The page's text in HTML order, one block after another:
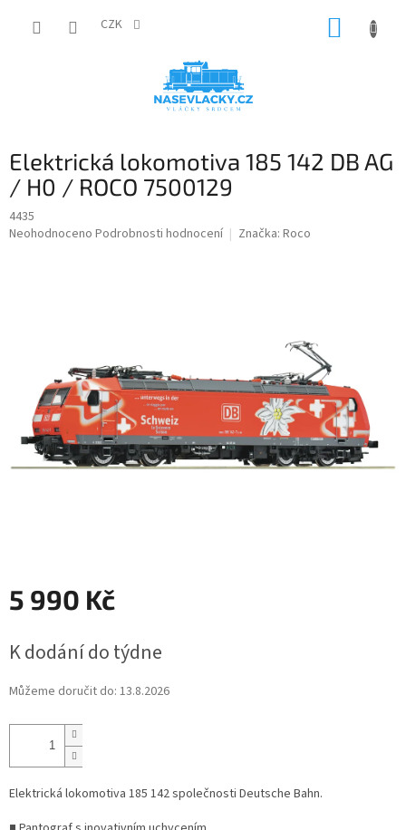
CZK
Elektrická lokomotiva 185 142 DB AG
/ H0 / ROCO 7500129
4435
Průměrné
Neohodnoceno Podrobnosti hodnocení Značka: Roco
5 990 Kč
cena:
K dodání do týdne
Můžeme doručit do: 13.8.2026
Elektrická lokomotiva 185 142 společnosti Deutsche Bahn.